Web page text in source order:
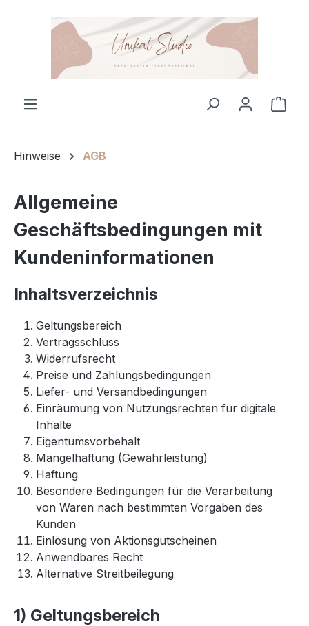
Zum Hauptinhalt springen
Hinweise AGB
Allgemeine
Geschäftsbedingungen mit
Kundeninformationen
Inhaltsverzeichnis
Geltungsbereich
Vertragsschluss
Widerrufsrecht
Preise und Zahlungsbedingungen
Liefer- und Versandbedingungen
Einräumung von Nutzungsrechten für digitale
Inhalte
Eigentumsvorbehalt
Mängelhaftung (Gewährleistung)
Haftung
Besondere Bedingungen für die Verarbeitung
von Waren nach bestimmten Vorgaben des
Kunden
Einlösung von Aktionsgutscheinen
Anwendbares Recht
Alternative Streitbeilegung
1) Geltungsbereich